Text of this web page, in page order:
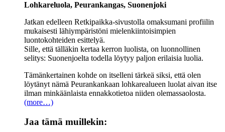
Lohkareluola, Peurankangas, Suonenjoki
Jatkan edelleen Retkipaikka-sivustolla omaksumani profiilin
mukaisesti lähiympäristöni mielenkiintoisimpien
luontokohteiden esittelyä.
Sille, että tälläkin kertaa kerron luolista, on luonnollinen
selitys: Suonenjoelta todella löytyy paljon erilaisia luolia.
Tämänkertainen kohde on itselleni tärkeä siksi, että olen
löytänyt nämä Peurankankaan lohkarealueen luolat aivan itse
ilman minkäänlaista ennakkotietoa niiden olemassaolosta.
(more…)
Jaa tämä muillekin: